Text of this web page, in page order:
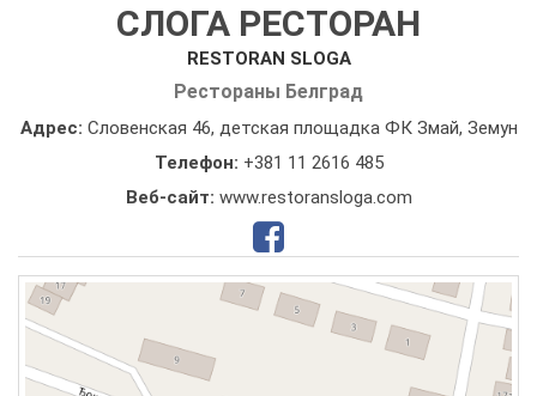
СЛОГА РЕСТОРАН
RESTORAN SLOGA
Рестораны Белград
Адрес: Словенская 46, детская площадка ФК Змай, Земун
Телефон: +381 11 2616 485
Веб-сайт: www.restoransloga.com